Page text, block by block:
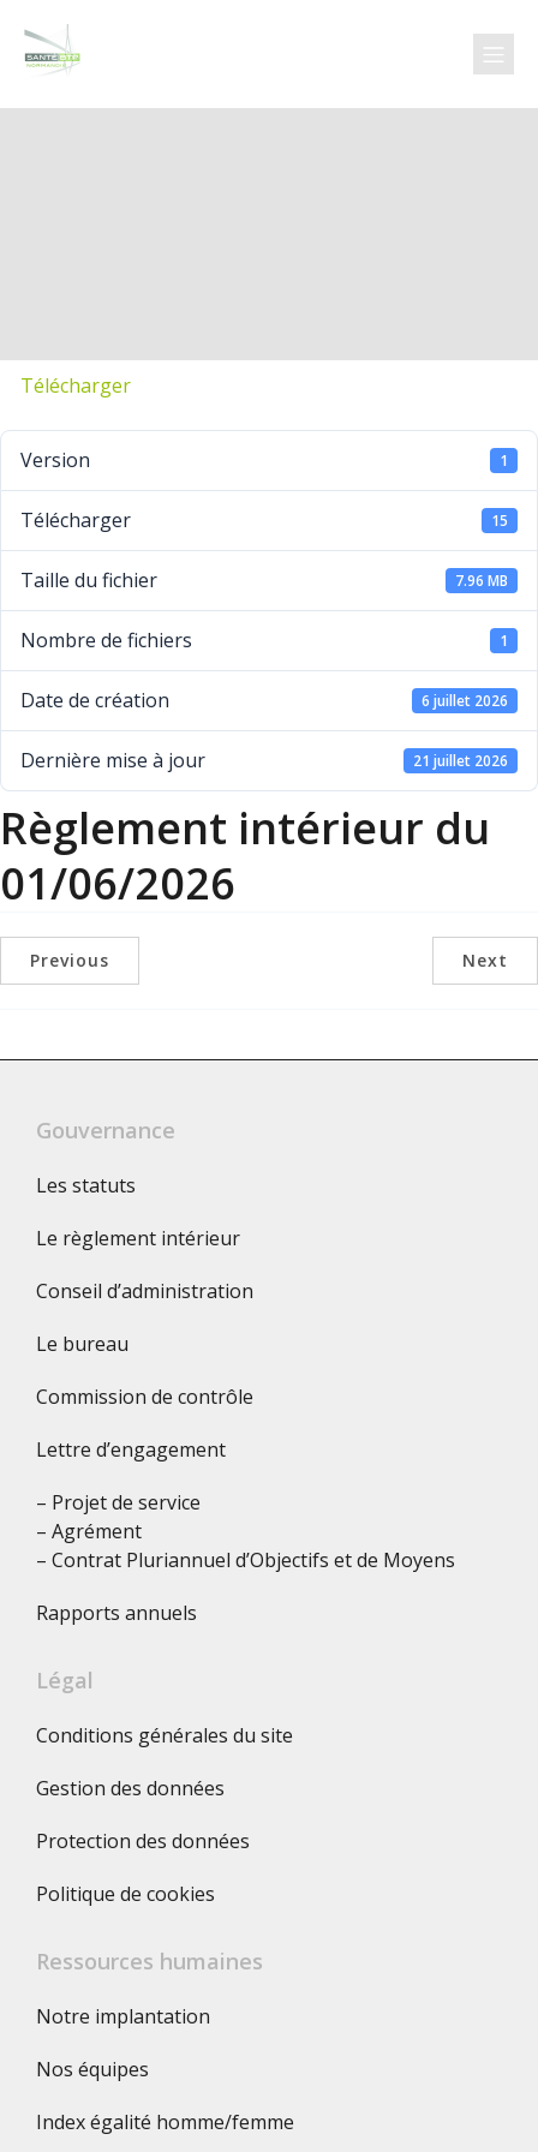
Télécharger
Version 1
Télécharger 15
Taille du fichier 7.96 MB
Nombre de fichiers 1
Date de création 6 juillet 2026
Dernière mise à jour 21 juillet 2026
Règlement intérieur du
01/06/2026
Previous Next
Gouvernance
Les statuts
Le règlement intérieur
Conseil d’administration
Le bureau
Commission de contrôle
Lettre d’engagement
– Projet de service
– Agrément
– Contrat Pluriannuel d’Objectifs et de Moyens
Rapports annuels
Légal
Conditions générales du site
Gestion des données
Protection des données
Politique de cookies
Ressources humaines
Notre implantation
Nos équipes
Index égalité homme/femme